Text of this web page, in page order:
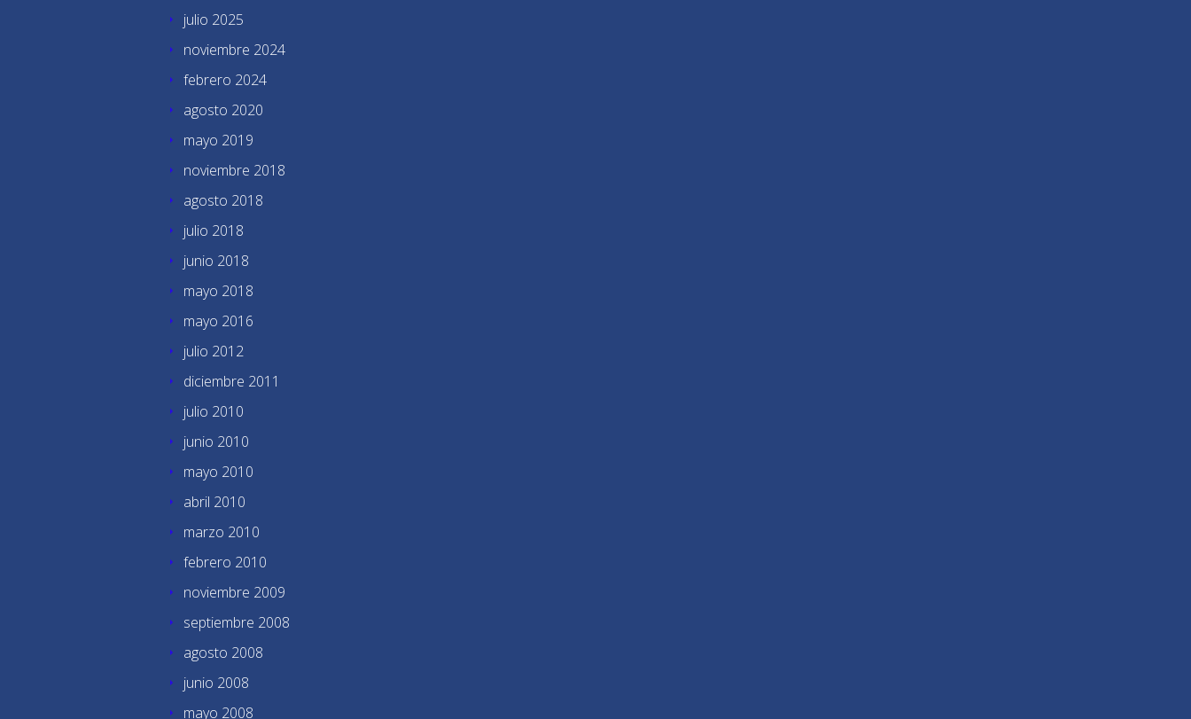
julio 2025
noviembre 2024
febrero 2024
agosto 2020
mayo 2019
noviembre 2018
agosto 2018
julio 2018
junio 2018
mayo 2018
mayo 2016
julio 2012
diciembre 2011
julio 2010
junio 2010
mayo 2010
abril 2010
marzo 2010
febrero 2010
noviembre 2009
septiembre 2008
agosto 2008
junio 2008
mayo 2008